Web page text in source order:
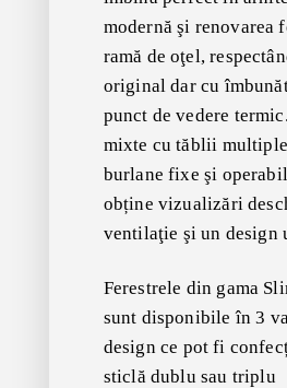
modernă şi renovarea
ramă de oţel,
original dar cu
punct de vedere
mixte cu tăblii
burlane fixe şi
obține vizualizări
ventilaţie şi un design
Ferestrele din gama
sunt disponibile în 3
design ce pot fi
sticlă dublu sau triplu